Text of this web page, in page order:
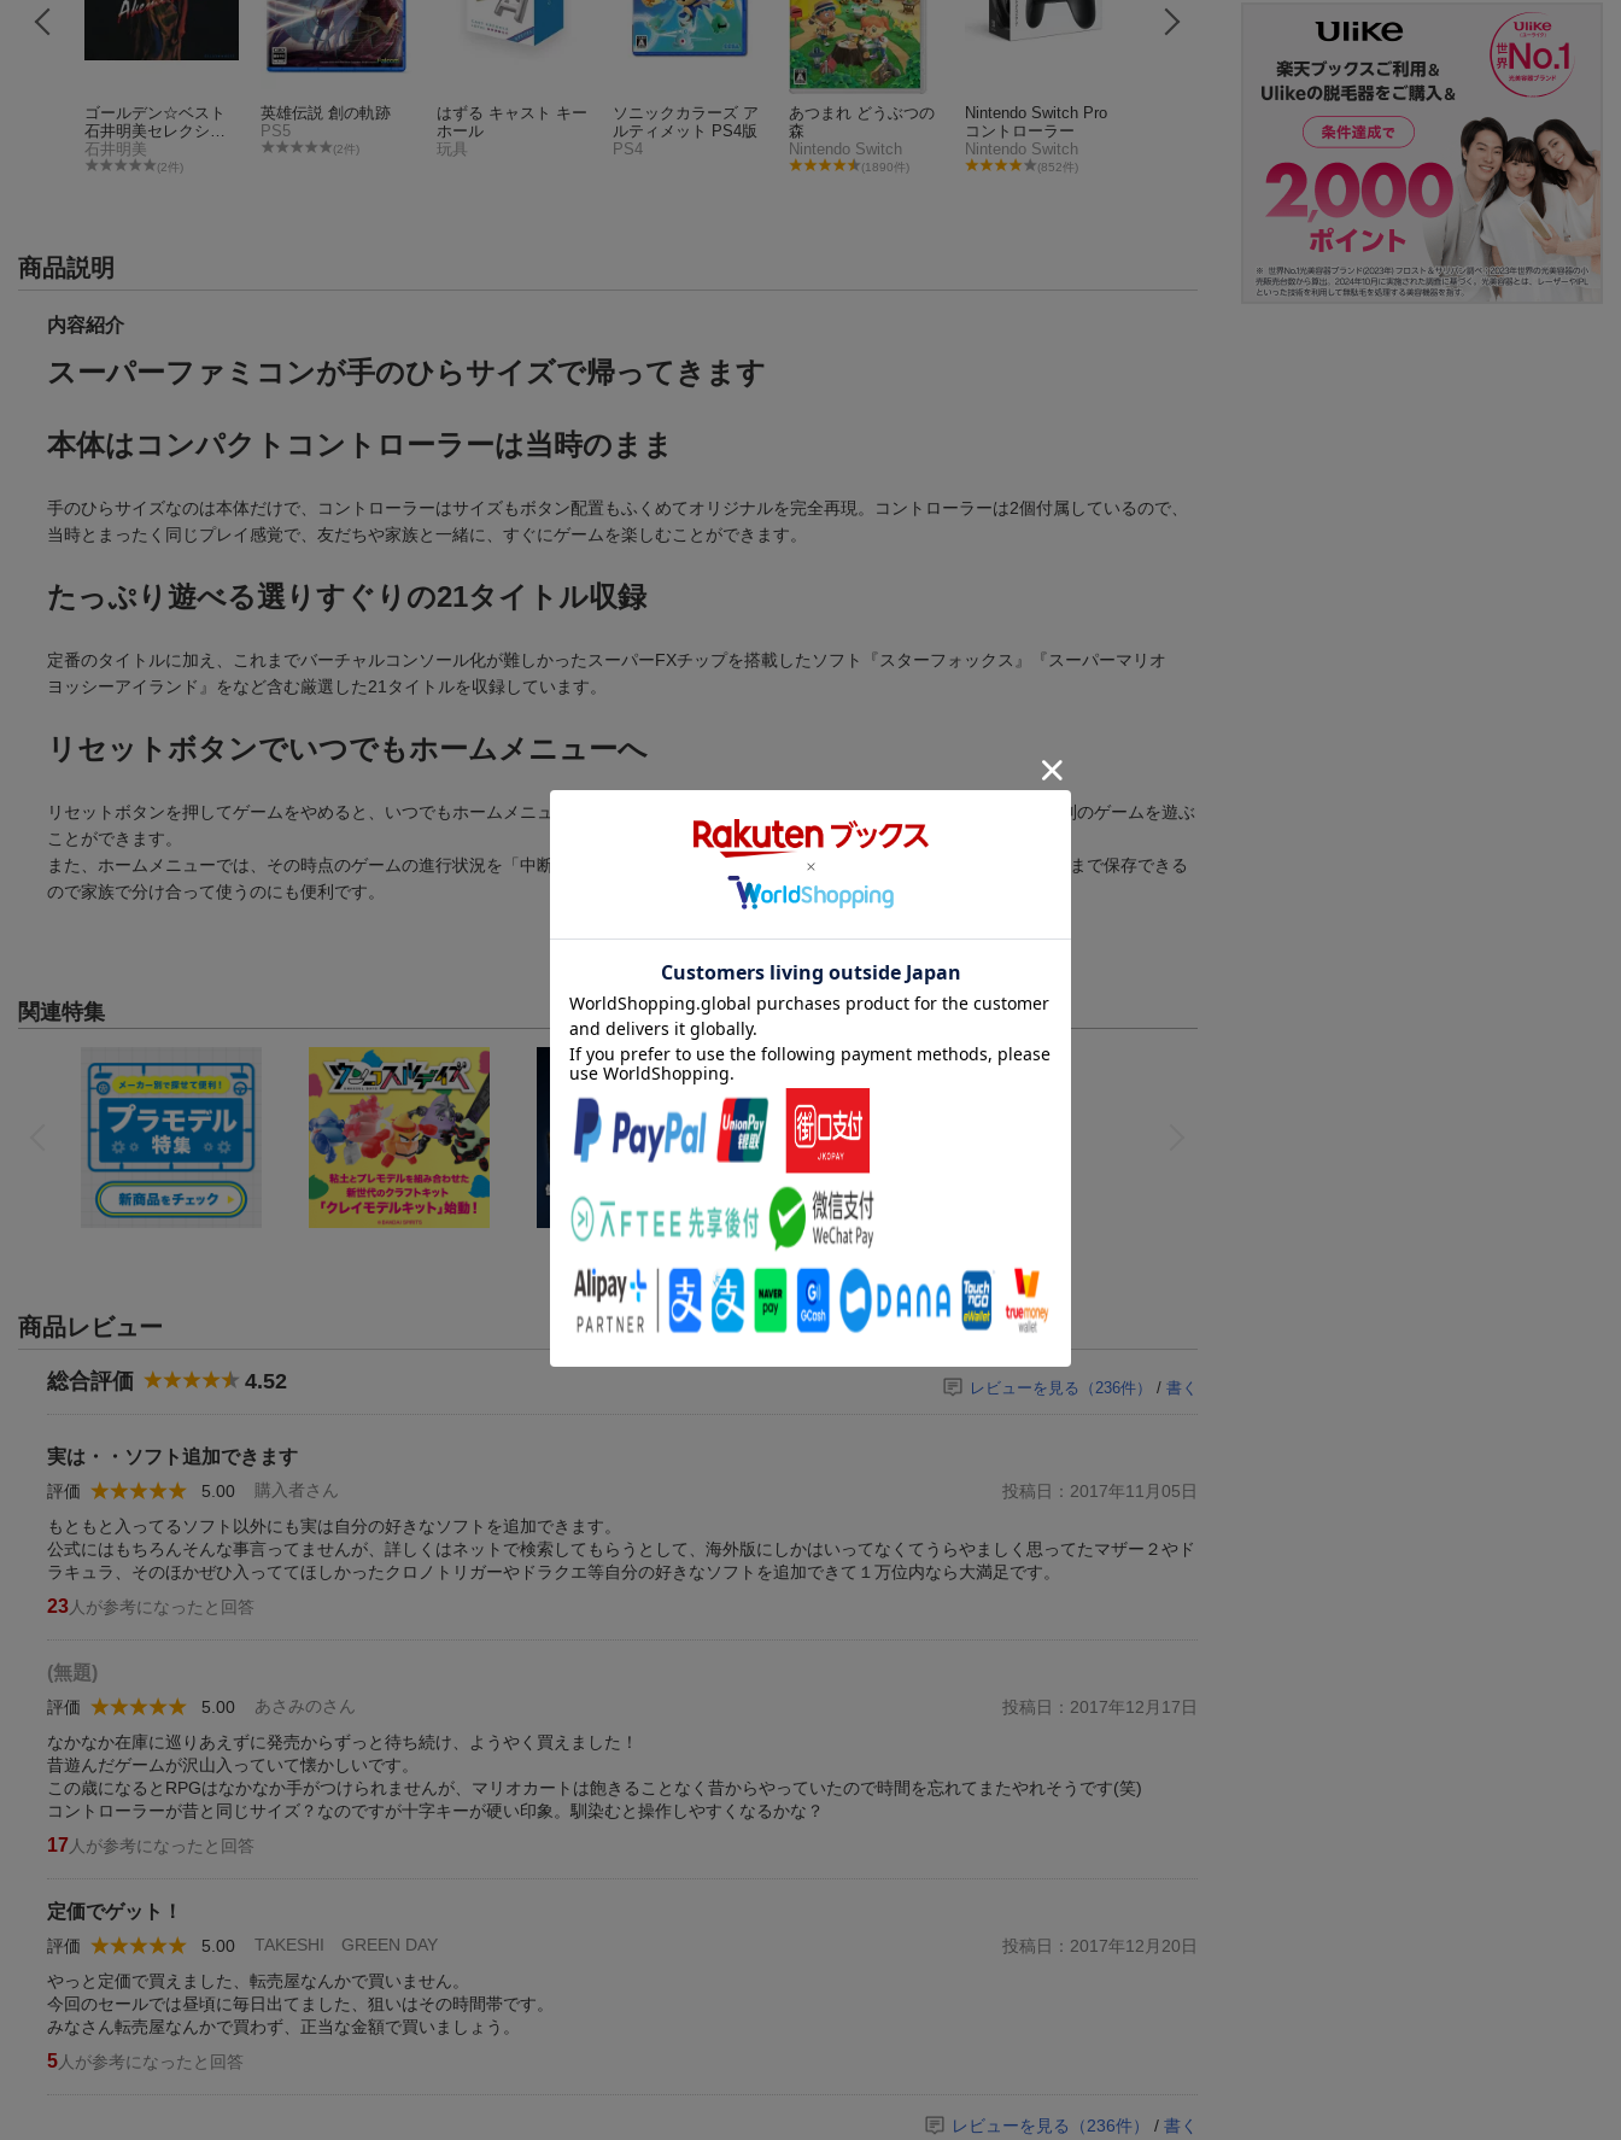
ゴールデン☆ベスト
石井明美セレクショ
ン
石井明美
(2件)
英雄伝説 創の軌跡
PS5
(2件)
はずる キャスト キー
ホール
玩具
ソニックカラーズ ア
ルティメット PS4版
PS4
あつまれ どうぶつの
森
Nintendo Switch
(1890件)
Nintendo Switch Pro
コントローラー
Nintendo Switch
(852件)
【楽天ブックス限定
特典】大乱闘スマッ
シュブラザーズ SPE
CIAL(「スーパーマリ
オ」ステッカー2種)
Nintendo Switch
(1115件)
石井明美セレク
ン
石井明美
(2件)
商品説明
内容紹介
スーパーファミコンが手のひらサイズで帰ってきます
本体はコンパクトコントローラーは当時のまま
手のひらサイズなのは本体だけで、コントローラーはサイズもボタン配置もふくめてオリジナルを完全再現。コントローラーは2個付属しているので、
当時とまったく同じプレイ感覚で、友だちや家族と一緒に、すぐにゲームを楽しむことができます。
たっぷり遊べる選りすぐりの21タイトル収録
定番のタイトルに加え、これまでバーチャルコンソール化が難しかったスーパーFXチップを搭載したソフト『スターフォックス』『スーパーマリオ
ヨッシーアイランド』をなど含む厳選した21タイトルを収録しています。
リセットボタンでいつでもホームメニューへ
リセットボタンを押してゲームをやめると、いつでもホームメニューにもどることができます。カセットを入れ替えたりせず、すぐに別のゲームを遊ぶ
ことができます。
また、ホームメニューでは、その時点のゲームの進行状況を「中断ポイント」として保存することができます。「中断ポイント」は4つまで保存できる
ので家族で分け合って使うのにも便利です。
関連特集
商品レビュー
総合評価 4.52 レビューを見る（ 236件） / 書く
実は・・ソフト追加できます
購入者さん
評価 5.00
投稿日：2017年11月05日
もともと入ってるソフト以外にも実は自分の好きなソフトを追加できます。
公式にはもちろんそんな事言ってませんが、詳しくはネットで検索してもらうとして、海外版にしかはいってなくてうらやましく思ってたマザー２やド
ラキュラ、そのほかぜひ入っててほしかったクロノトリガーやドラクエ等自分の好きなソフトを追加できて１万位内なら大満足です。
23 人が参考になったと回答
(無題)
あさみのさん
評価 5.00
投稿日：2017年12月17日
なかなか在庫に巡りあえずに発売からずっと待ち続け、ようやく買えました！
昔遊んだゲームが沢山入っていて懐かしいです。
この歳になるとRPGはなかなか手がつけられませんが、マリオカートは飽きることなく昔からやっていたので時間を忘れてまたやれそうです(笑)
コントローラーが昔と同じサイズ？なのですが十字キーが硬い印象。馴染むと操作しやすくなるかな？
17 人が参考になったと回答
定価でゲット！
TAKESHI GREEN DAY
評価 5.00
投稿日：2017年12月20日
やっと定価で買えました、転売屋なんかで買いません。
今回のセールでは昼頃に毎日出てました、狙いはその時間帯です。
みなさん転売屋なんかで買わず、正当な金額で買いましょう。
5 人が参考になったと回答
レビューを見る（236件） / 書く